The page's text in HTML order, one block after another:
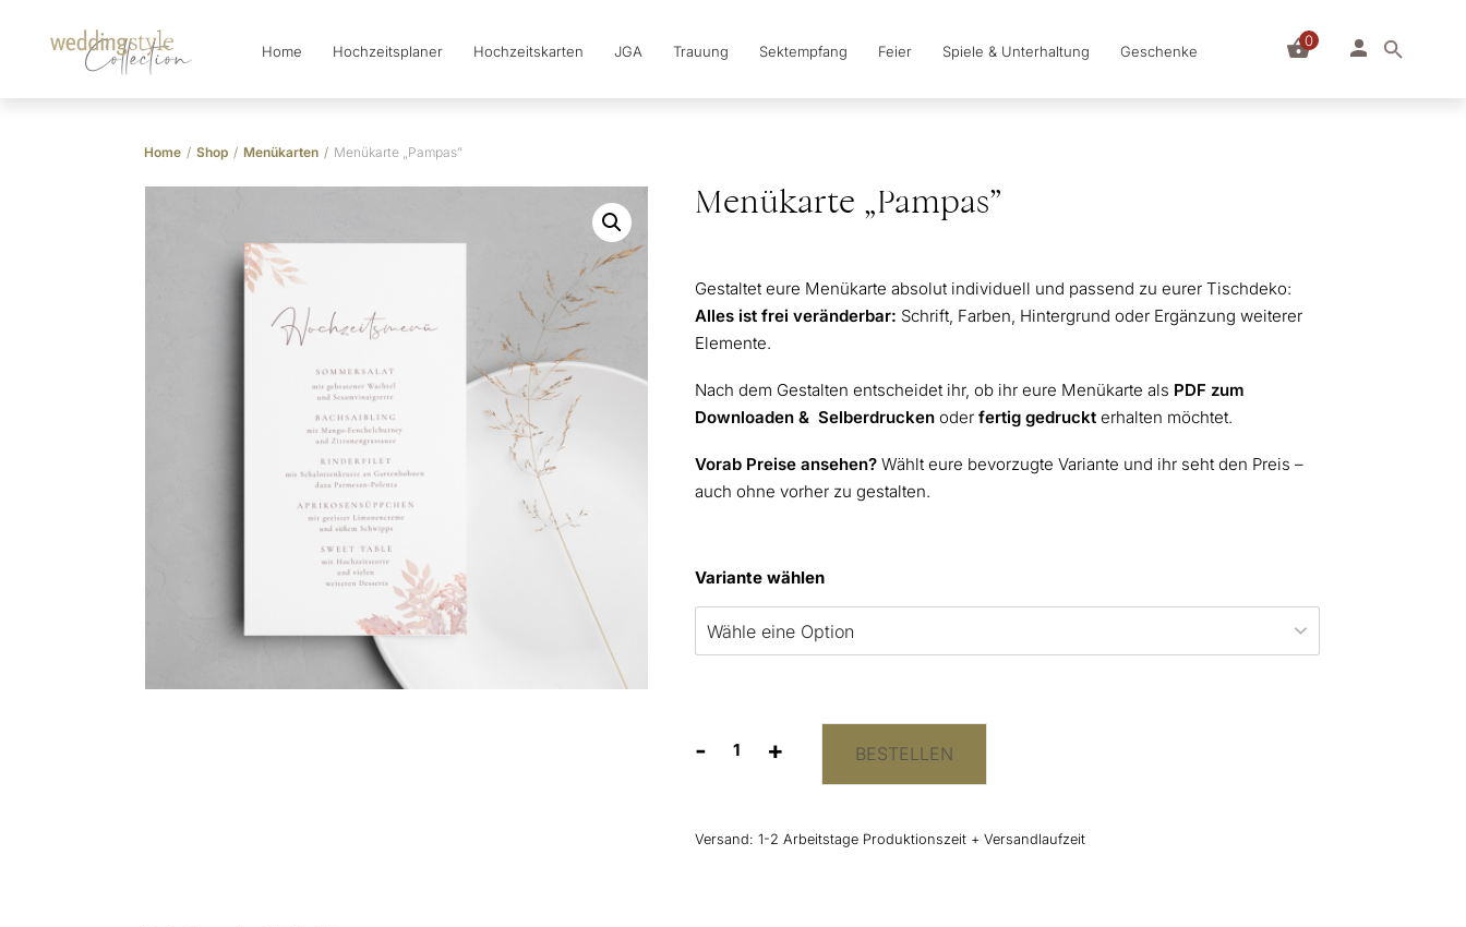
Collection Home Hochzeitsplaner Hochzeitskarten JGA Trauung Sektempfang Feier Spiele & Unterhaltung Geschenke
0
Home / Shop / Menükarten / Menükarte „Pampas”
Menükarte „Pampas”
Gestaltet eure Menükarte absolut individuell und passend zu eurer Tischdeko:
Alles ist frei veränderbar: Schrift, Farben, Hintergrund oder Ergänzung weiterer
Elemente.
Nach dem Gestalten entscheidet ihr, ob ihr eure Menükarte als PDF zum
Downloaden & Selberdrucken oderfertig gedruckt erhalten möchtet.
Vorab Preise ansehen? Wählt eure bevorzugte Variante und ihr seht den Preis –
auch ohne vorher zu gestalten.
Variante wählen
-
Menükarte
+ BESTELLEN
Versand:1-2 Arbeitstage Produktionszeit + Versandlaufzeit